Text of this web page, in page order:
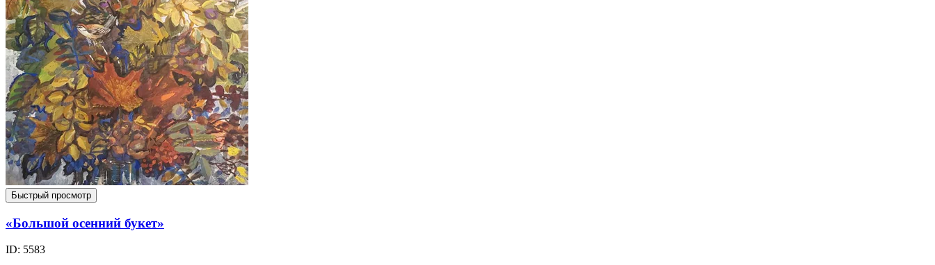
Быстрый просмотр
«Большой осенний букет»
ID: 5583